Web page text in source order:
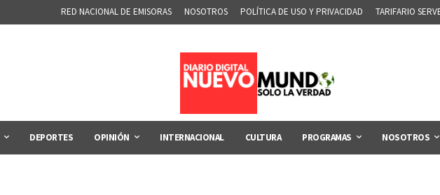
RED NACIONAL DE EMISORAS NOSOTROS POLÍTICA DE USO Y PRIVACIDAD TARIFARIO
DEPORTES OPINIÓN INTERNACIONAL CULTURA PROGRAMAS NOSOTROS